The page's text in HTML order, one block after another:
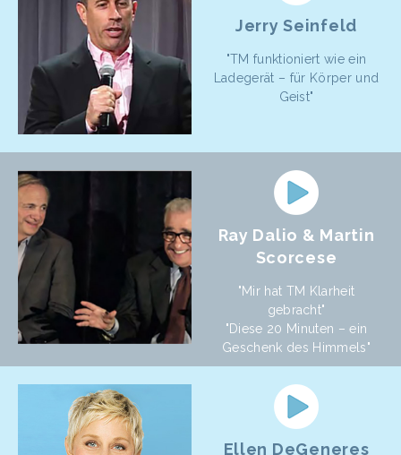
Jerry Seinfeld
"TM funktioniert wie ein
Ladegerät – für Körper und
Geist"
Ray Dalio & Martin
Scorcese
"Mir hat TM Klarheit
gebracht"
"Diese 20 Minuten – ein
Geschenk des Himmels"
Ellen DeGeneres